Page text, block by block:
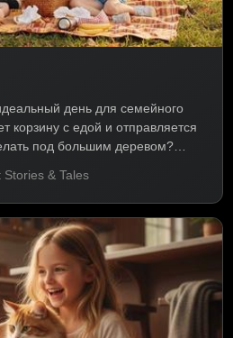
день для семейного
корзину с едой и отправляется
под большим деревом?
развивает лексику о семье, еде,
Present Simple и Continuous.
Stories & Tales